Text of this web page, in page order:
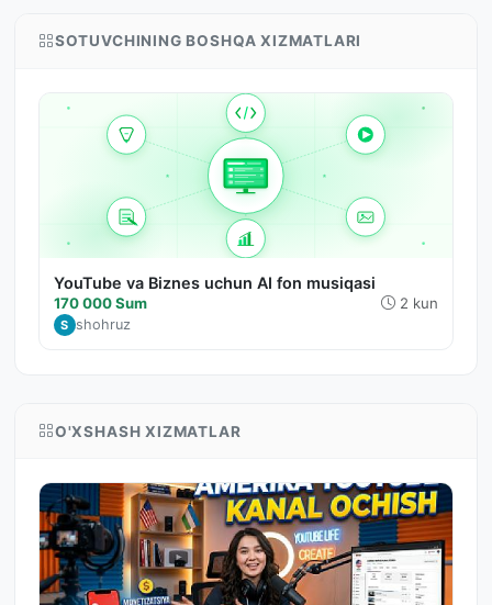
SOTUVCHINING BOSHQA XIZMATLARI
YouTube va Biznes uchun AI fon musiqasi
170 000 Sum 2 kun
S shohruz
O'XSHASH XIZMATLAR